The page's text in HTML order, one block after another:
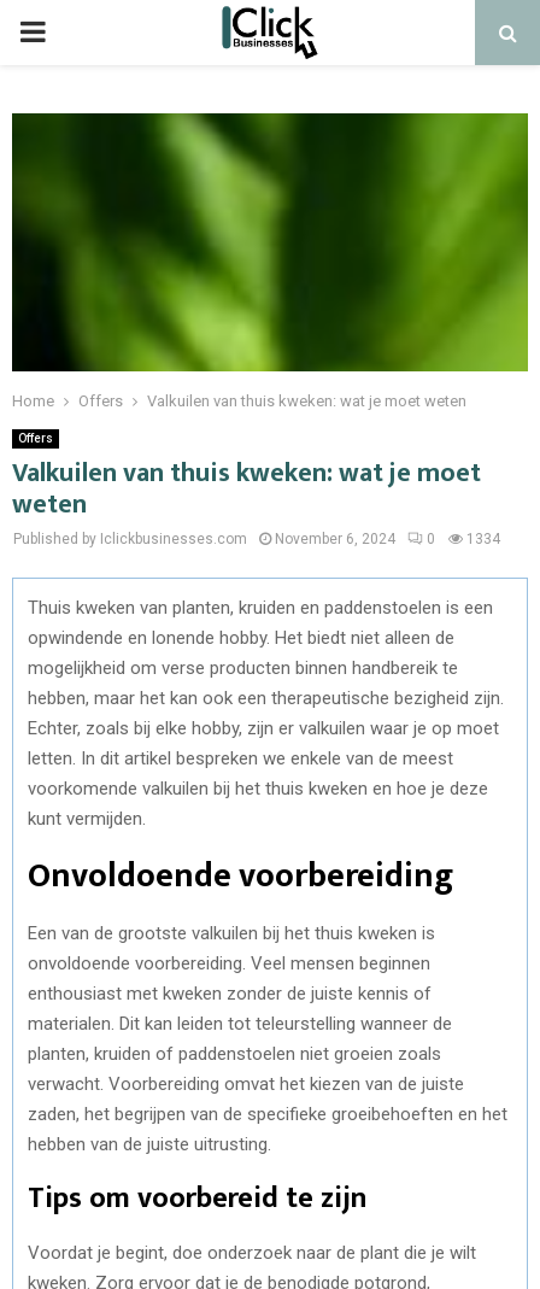
PRIMARY
Home Offers Valkuilen van thuis kweken: wat je moet weten
Offers
Valkuilen van thuis kweken: wat je moet
weten
Published by Iclickbusinesses.com November 6, 2024 0 1334
Thuis kweken van planten, kruiden en paddenstoelen is een
opwindende en lonende hobby. Het biedt niet alleen de
mogelijkheid om verse producten binnen handbereik te
hebben, maar het kan ook een therapeutische bezigheid zijn.
Echter, zoals bij elke hobby, zijn er valkuilen waar je op moet
letten. In dit artikel bespreken we enkele van de meest
voorkomende valkuilen bij het thuis kweken en hoe je deze
kunt vermijden.
Onvoldoende voorbereiding
Een van de grootste valkuilen bij het thuis kweken is
onvoldoende voorbereiding. Veel mensen beginnen
enthousiast met kweken zonder de juiste kennis of
materialen. Dit kan leiden tot teleurstelling wanneer de
planten, kruiden of paddenstoelen niet groeien zoals
verwacht. Voorbereiding omvat het kiezen van de juiste
zaden, het begrijpen van de specifieke groeibehoeften en het
hebben van de juiste uitrusting.
Tips om voorbereid te zijn
Voordat je begint, doe onderzoek naar de plant die je wilt
kweken. Zorg ervoor dat je de benodigde potgrond,